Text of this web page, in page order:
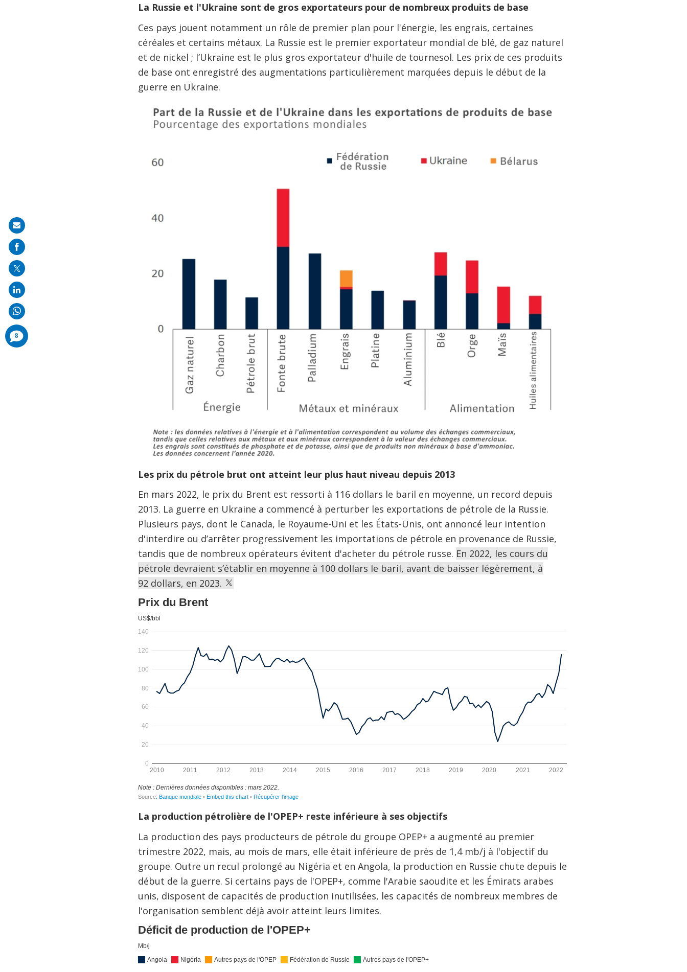
La Russie et l'Ukraine sont de gros exportateurs pour de nombreux produits de base
Ces pays jouent notamment un rôle de premier plan pour l'énergie, les engrais, certaines
céréales et certains métaux. La Russie est le premier exportateur mondial de blé, de gaz naturel
et de nickel ; l’Ukraine est le plus gros exportateur d'huile de tournesol. Les prix de ces produits
de base ont enregistré des augmentations particulièrement marquées depuis le début de la
guerre en Ukraine.
Les prix du pétrole brut ont atteint leur plus haut niveau depuis 2013
En mars 2022, le prix du Brent est ressorti à 116 dollars le baril en moyenne, un record depuis
2013. La guerre en Ukraine a commencé à perturber les exportations de pétrole de la Russie.
Plusieurs pays, dont le Canada, le Royaume-Uni et les États-Unis, ont annoncé leur intention
d'interdire ou d’arrêter progressivement les importations de pétrole en provenance de Russie,
tandis que de nombreux opérateurs évitent d'acheter du pétrole russe. En 2022, les cours du
pétrole devraient s’établir en moyenne à 100 dollars le baril, avant de baisser légèrement, à
92 dollars, en 2023.
La production pétrolière de l'OPEP+ reste inférieure à ses objectifs
La production des pays producteurs de pétrole du groupe OPEP+ a augmenté au premier
trimestre 2022, mais, au mois de mars, elle était inférieure de près de 1,4 mb/j à l'objectif du
groupe. Outre un recul prolongé au Nigéria et en Angola, la production en Russie chute depuis le
début de la guerre. Si certains pays de l'OPEP+, comme l'Arabie saoudite et les Émirats arabes
unis, disposent de capacités de production inutilisées, les capacités de nombreux membres de
l'organisation semblent déjà avoir atteint leurs limites.
Share
on
mail
8
comments
added